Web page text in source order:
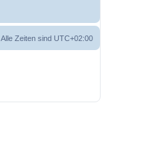
Alle Zeiten sind UTC+02:00